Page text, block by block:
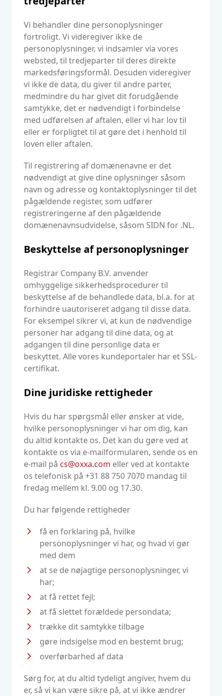
Vi behandler dine personoplysninger
fortroligt. Vi videregiver ikke de
personoplysninger, vi indsamler via vores
websted, til tredjeparter til deres direkte
markedsføringsformål. Desuden videregiver
vi ikke de data, du giver til andre parter,
medmindre du har givet dit forudgående
samtykke, det er nødvendigt i forbindelse
med udførelsen af aftalen, eller vi har lov til
eller er forpligtet til at gøre det i henhold til
loven eller aftalen.
Til registrering af domænenavne er det
nødvendigt at give dine oplysninger såsom
navn og adresse og kontaktoplysninger til det
pågældende register, som udfører
registreringerne af den pågældende
domænenavnsudvidelse, såsom SIDN for .NL.
Beskyttelse af personoplysninger
Registrar Company B.V. anvender
omhyggelige sikkerhedsprocedurer til
beskyttelse af de behandlede data, bl.a. for at
forhindre uautoriseret adgang til disse data.
For eksempel sikrer vi, at kun de nødvendige
personer har adgang til dine data, og at
adgangen til dine personlige data er
beskyttet. Alle vores kundeportaler har et SSL-
certifikat.
Dine juridiske rettigheder
Hvis du har spørgsmål eller ønsker at vide,
hvilke personoplysninger vi har om dig, kan
du altid kontakte os. Det kan du gøre ved at
kontakte os via e-mailformularen, sende os en
e-mail på cs@oxxa.com eller ved at kontakte
os telefonisk på +31 88 750 7070 mandag til
fredag mellem kl. 9.00 og 17.30.
Du har følgende rettigheder
få en forklaring på, hvilke
personoplysninger vi har, og hvad vi gør
med dem
at se de nøjagtige personoplysninger, vi
har;
at få rettet fejl;
at få slettet forældede persondata;
trække dit samtykke tilbage
gøre indsigelse mod en bestemt brug;
overførbarhed af data
Sørg for, at du altid tydeligt angiver, hvem du
er, så vi kan være sikre på, at vi ikke ændrer